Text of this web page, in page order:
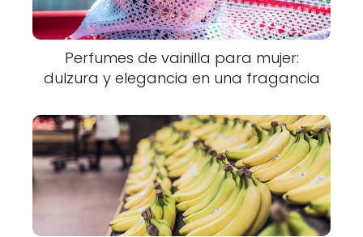
Perfumes de vainilla para mujer:
dulzura y elegancia en una fragancia